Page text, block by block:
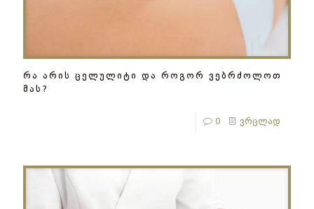
რა არის ცელულიტი და როგორ ვებრძოლოთ
მას?
0 ვრცლად